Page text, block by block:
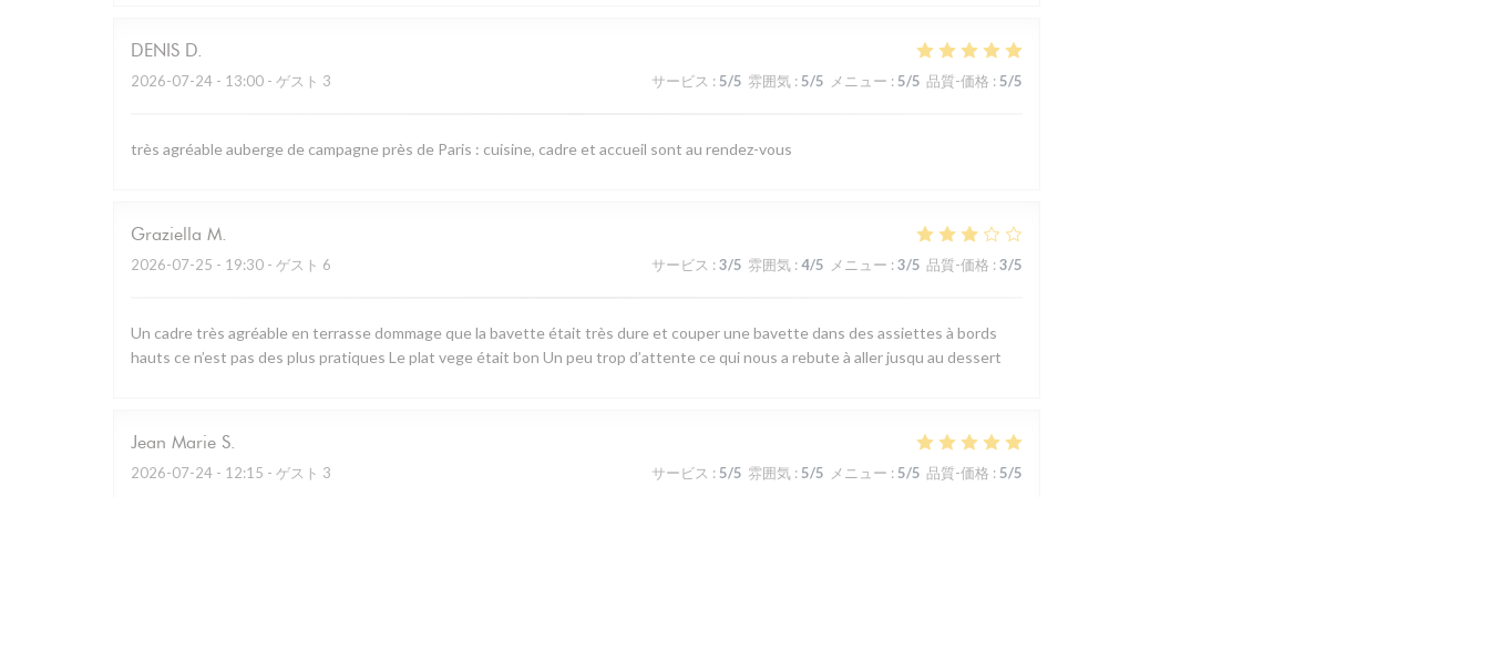
DENIS D
2026-07-24 - 13:00 - ゲスト 3 サービス : 5/5 雰囲気 : 5/5 メニュー : 5/5 品質-価格 : 5/5
très agréable auberge de campagne près de Paris : cuisine, cadre et accueil sont au rendez-vous
Graziella M
2026-07-25 - 19:30 - ゲスト 6 サービス : 3/5 雰囲気 : 4/5 メニュー : 3/5 品質-価格 : 3/5
Un cadre très agréable en terrasse dommage que la bavette était très dure et couper une bavette dans des assiettes à bords
hauts ce n’est pas des plus pratiques Le plat vege était bon Un peu trop d’attente ce qui nous a rebute à aller jusqu au dessert
Jean Marie S
2026-07-24 - 12:15 - ゲスト 3 サービス : 5/5 雰囲気 : 5/5 メニュー : 5/5 品質-価格 : 5/5